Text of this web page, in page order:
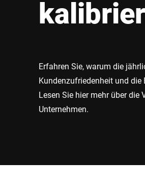
Erfahren Sie, warum die
Kundenzufriedenheit und
Lesen Sie hier mehr über die
Unternehmen.